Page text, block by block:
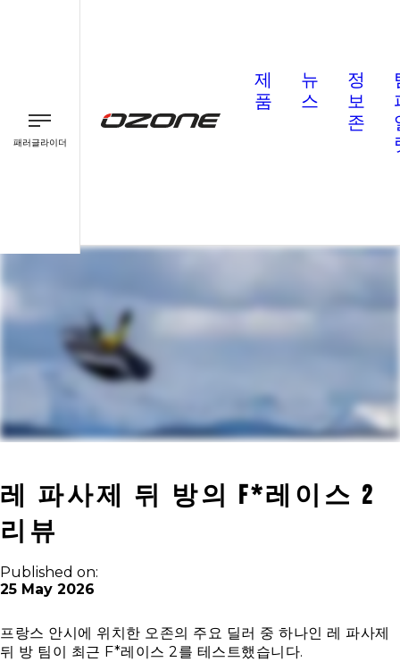
패러글라이더
제
품
뉴
스
정
보
존
레 파사제 뒤 방의 F*레이스 2
리뷰
Published on:
25 May 2026
프랑스 안시에 위치한 오존의 주요 딜러 중 하나인 레 파사제
뒤 방 팀이 최근 F*레이스 2를 테스트했습니다.